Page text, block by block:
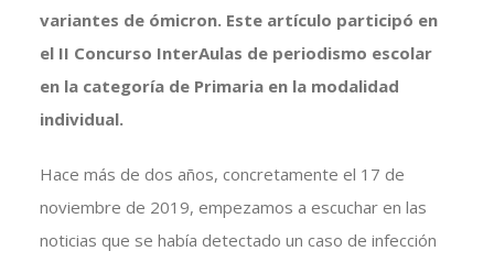
variantes de ómicron. Este artículo participó en
el II Concurso InterAulas de periodismo escolar
en la categoría de Primaria en la modalidad
individual.
Hace más de dos años, concretamente el 17 de
noviembre de 2019, empezamos a escuchar en las
noticias que se había detectado un caso de infección